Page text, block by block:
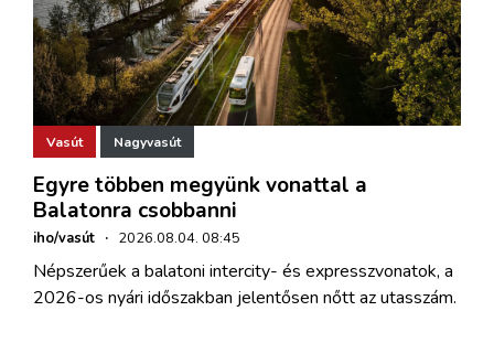
Vasút Nagyvasút
Egyre többen megyünk vonattal a
Balatonra csobbanni
iho/vasút · 2026.08.04. 08:45
Népszerűek a balatoni intercity- és expresszvonatok, a
2026-os nyári időszakban jelentősen nőtt az utasszám.